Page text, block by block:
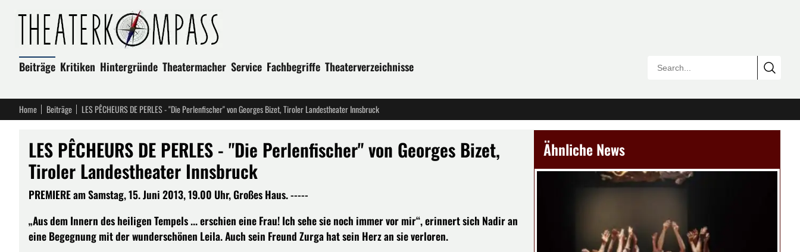
Beiträge Kritiken Hintergründe Theatermacher Service Fachbegriffe Theaterverzeichnisse
Home Beiträge LES PÊCHEURS DE PERLES - "Die Perlenfischer" von Georges Bizet, Tiroler Landestheater Innsbruck
LES PÊCHEURS DE PERLES - "Die Perlenfischer" von Georges Bizet,
Tiroler Landestheater Innsbruck
PREMIERE am Samstag, 15. Juni 2013, 19.00 Uhr, Großes Haus. -----
„Aus dem Innern des heiligen Tempels ... erschien eine Frau! Ich sehe sie noch immer vor mir“, erinnert sich Nadir an
eine Begegnung mit der wunderschönen Leila. Auch sein Freund Zurga hat sein Herz an sie verloren.
Ähnliche News